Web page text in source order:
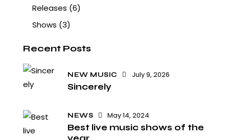
Releases (6)
Shows (3)
Recent Posts
NEW MUSIC July 9, 2026
Sincerely
NEWS May 14, 2024
Best live music shows of the